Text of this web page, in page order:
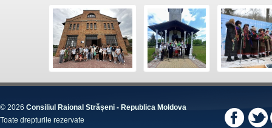
© 2026 Consiliul Raional Strășeni - Republica Moldova
Toate drepturile rezervate